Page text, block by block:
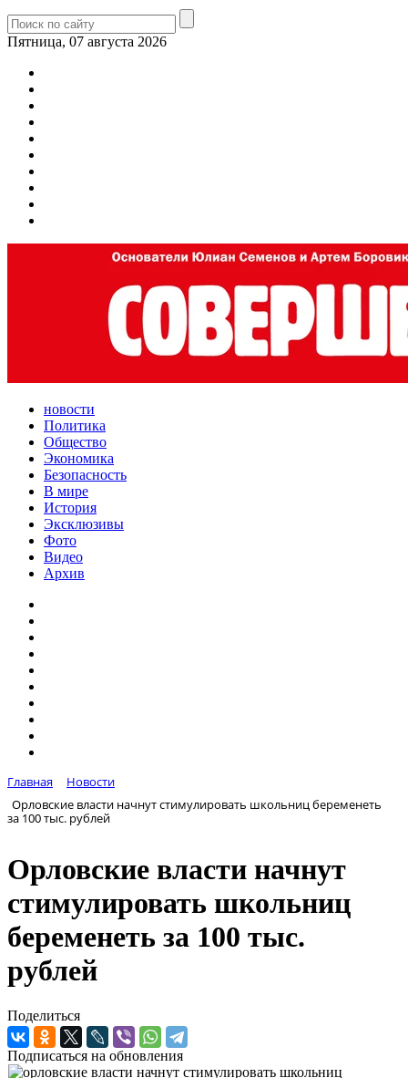
Пятница, 07 августа 2026
новости
Политика
Общество
Экономика
Безопасность
В мире
История
Эксклюзивы
Фото
Видео
Архив
Главная
Новости
Орловские власти начнут стимулировать школьниц беременеть
за 100 тыс. рублей
Орловские власти начнут
стимулировать школьниц
беременеть за 100 тыс.
рублей
Поделиться
Подписаться на обновления